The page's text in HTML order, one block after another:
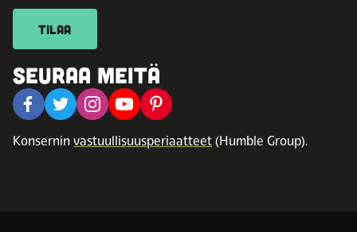
TILAA
SEURAA MEITÄ
Konsernin vastuullisuusperiaatteet (Humble Group).